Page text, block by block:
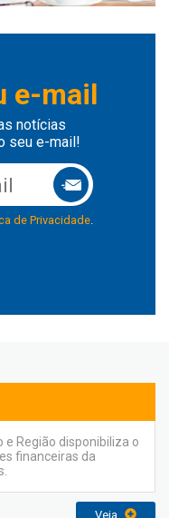
e-mail
notícias
seu e-mail!
de Privacidade.
e Região disponibiliza o
financeiras da
Veja